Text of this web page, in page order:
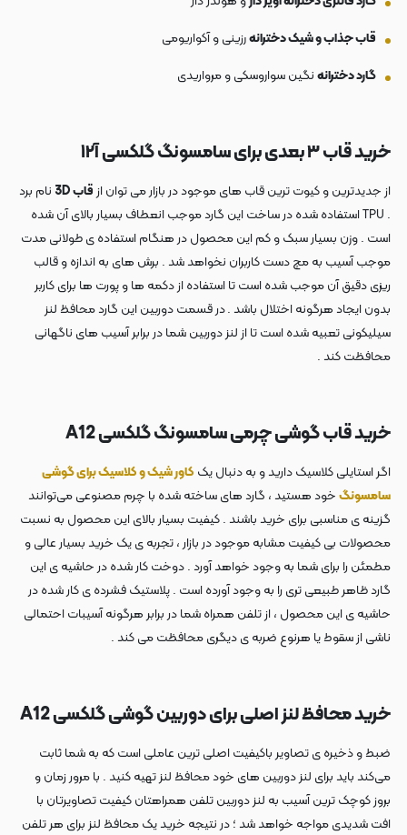
قاب جذاب و شیک دخترانهرزینی و آکواریومی
گارد دخترانهنگین سواروسکی و مرواریدی
خرید قاب ۳ بعدی برای سامسونگ گلکسی آ۱۲
از جدیدترین و کیوت ترین قاب های موجود در بازار می توان از قاب 3D
نام برد
. TPU استفاده شده در ساخت این گارد موجب انعطاف بسیار بالای آن شده
است . وزن بسیار سبک و کم این محصول در هنگام استفاده ی طولانی مدت
موجب آسیب به مچ دست کاربران نخواهد شد . برش های به اندازه و قالب
ریزی دقیق آن موجب شده است تا استفاده از دکمه ها و پورت ها برای کاربر
بدون ایجاد هرگونه اختلال باشد .در قسمت دوربین این گارد محافظ لنز
سیلیکونی تعبیه شده است تا از لنز دوربین شما در برابر آسیب های ناگهانی
محافظت کند .
خرید قاب گوشی چرمی سامسونگ گلکسی A12
اگر استایلی کلاسیک دارید و به دنبال یک کاور شیک و کلاسیک برای گوشی
سامسونگخود هستید ، گارد های ساخته شده با چرم مصنوعی می‌توانند
گزینه ی مناسبی برای خرید باشند . کیفیت بسیار بالای این محصول به نسبت
محصولات بی کیفیت مشابه موجود در بازار ، تجربه ی یک خرید بسیار عالی و
مطمئن را برای شما به وجود خواهد آورد . دوخت کار شده در حاشیه ی این
گارد ظاهر طبیعی تری را به وجود آورده است . پلاستیک فشرده ی کار شده در
حاشیه ی این محصول ، از تلفن همراه شما در برابر هرگونه آسیبات احتمالی
ناشی از سقوط یا هرنوع ضربه ی دیگری محافظت می کند .
خرید محافظ لنز اصلی برای دوربین گوشی گلکسی A12
ضبط و ذخیره ی تصاویر باکیفیت اصلی ترین عاملی است که به شما ثابت
می‌کند باید برای لنز دوربین های خود محافظ لنز تهیه کنید . با مرور زمان و
بروز کوچک ترین آسیب به لنز دوربین تلفن همراهتان کیفیت تصاویرتان با
افت شدیدی مواجه خواهد شد ؛ در نتیجه خرید یک محافظ لنز برای هر تلفن